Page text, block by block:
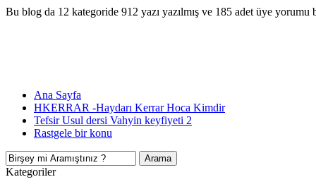
Bu blog da 12 kategoride 912 yazı yazılmış ve 185 adet üye yorumu
Ana Sayfa
HKERRAR -Haydarı Kerrar Hoca Kimdir
Tefsir Usul dersi Vahyin keyfiyeti 2
Rastgele bir konu
Kategoriler